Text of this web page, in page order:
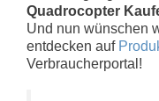
Quadrocopter
Und nun wünschen
entdecken auf
Verbraucherportal!